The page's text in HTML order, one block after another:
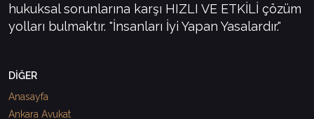
hukuksal sorunlarına karşı HIZLI VE ETKİLİ çözüm
yolları bulmaktır. "İnsanları İyi Yapan Yasalardır."
DİĞER
Anasayfa
Ankara Avukat